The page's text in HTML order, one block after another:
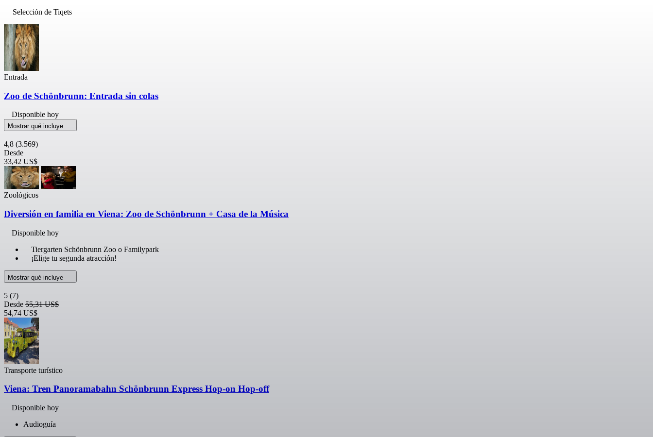
Selección de Tiqets
Entrada
Zoo de Schönbrunn: Entrada sin colas
Disponible hoy
Mostrar qué incluye
4,8 (3.569)
Desde
33,42 US$
Zoológicos
Diversión en familia en Viena: Zoo de Schönbrunn + Casa de la Música
Disponible hoy
Tiergarten Schönbrunn Zoo o Familypark
¡Elige tu segunda atracción!
Mostrar qué incluye
5 (7)
Desde 55,31 US$
54,74 US$
Transporte turístico
Viena: Tren Panoramabahn Schönbrunn Express Hop-on Hop-off
Disponible hoy
Audioguía